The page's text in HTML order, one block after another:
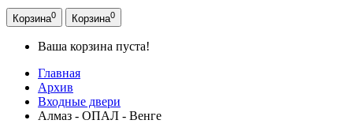
Корзина0 Корзина0
Ваша корзина пуста!
Главная
Архив
Входные двери
Алмаз - ОПАЛ - Венге